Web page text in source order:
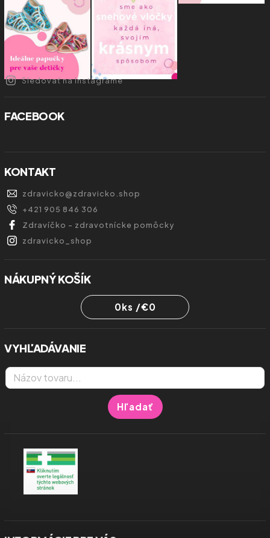
Sledovať na Instagrame
FACEBOOK
KONTAKT
zdravicko@zdravicko.shop
+421 905 846 306
Zdravíčko - zdravotnícke pomôcky
zdravicko_shop
NÁKUPNÝ KOŠÍK
0ks /€0
VYHĽADÁVANIE
Hľadať